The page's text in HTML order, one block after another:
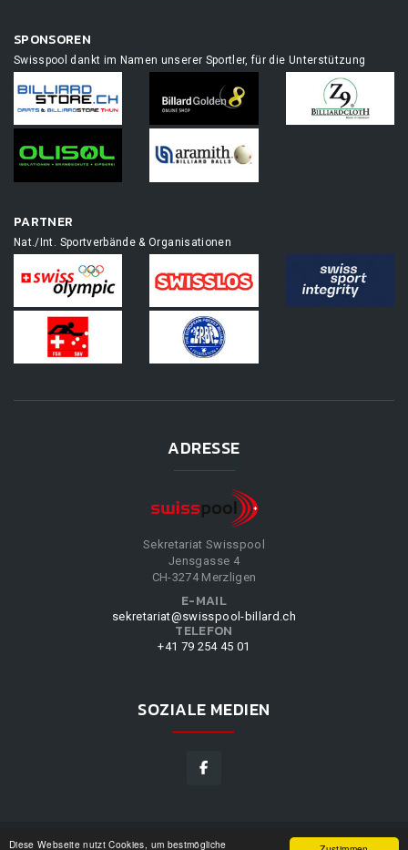
Diese Webseite nutzt Cookies, um bestmögliche
SPONSOREN
Swisspool dankt im Namen unserer Sportler, für die Unterstützung
PARTNER
Nat./Int. Sportverbände & Organisationen
ADRESSE
Sekretariat Swisspool
Jensgasse 4
CH-3274 Merzligen
E-MAIL
sekretariat@swisspool-billard.ch
TELEFON
+41 79 254 45 01
SOZIALE MEDIEN